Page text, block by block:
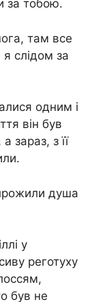
за тобою.
там все
слідом за
одним і
він був
зараз, з її
душа
у
реготуху
був не